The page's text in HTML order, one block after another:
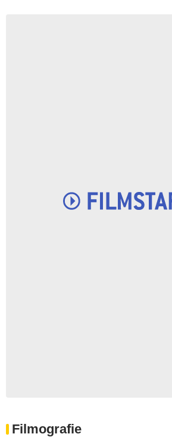
Filmografie